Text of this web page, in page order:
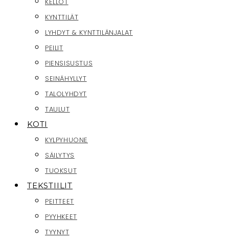
KYNTTILÄT
LYHDYT & KYNTTILÄNJALAT
PEILIT
PIENSISUSTUS
SEINÄHYLLYT
TALOLYHDYT
TAULUT
KOTI
KYLPYHUONE
SÄILYTYS
TUOKSUT
TEKSTIILIT
PEITTEET
PYYHKEET
TYYNYT